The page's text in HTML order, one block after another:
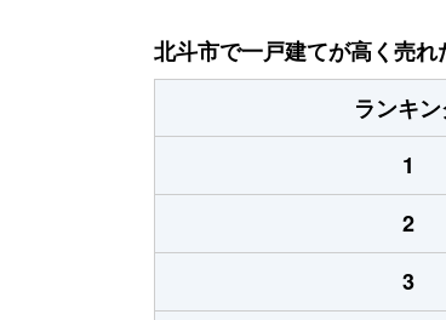
北斗市で一戸建てが高く売れ
ランキ
1
2
3